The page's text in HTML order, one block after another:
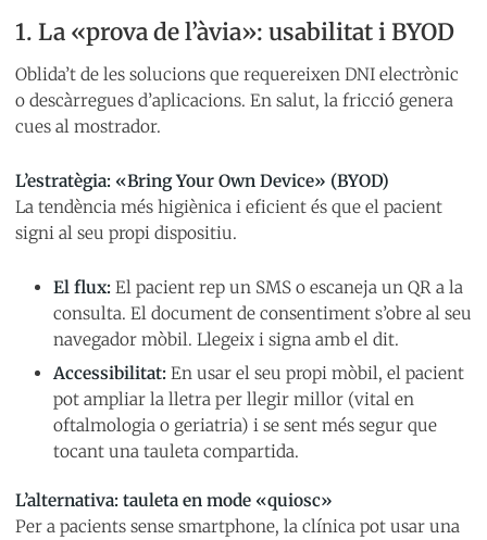
1. La «prova de l’àvia»: usabilitat i BYOD
Oblida’t de les solucions que requereixen DNI electrònic
o descàrregues d’aplicacions. En salut, la fricció genera
cues al mostrador.
L’estratègia: «Bring Your Own Device» (BYOD)
La tendència més higiènica i eficient és que el pacient
signi al seu propi dispositiu.
El flux: El pacient rep un SMS o escaneja un QR a la
consulta. El document de consentiment s’obre al seu
navegador mòbil. Llegeix i signa amb el dit.
Accessibilitat: En usar el seu propi mòbil, el pacient
pot ampliar la lletra per llegir millor (vital en
oftalmologia o geriatria) i se sent més segur que
tocant una tauleta compartida.
L’alternativa: tauleta en mode «quiosc»
Per a pacients sense smartphone, la clínica pot usar una